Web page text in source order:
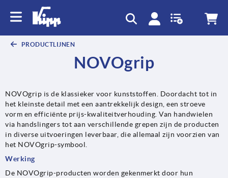
PRODUCTLIJNEN
NOVOgrip
NOVOgrip is de klassieker voor kunststoffen. Doordacht tot in
het kleinste detail met een aantrekkelijk design, een stroeve
vorm en efficiënte prijs-kwaliteitverhouding. Van handwielen
via handslingers tot aan verschillende grepen zijn de producten
in diverse uitvoeringen leverbaar, die allemaal zijn voorzien van
het NOVOgrip-symbool.
Werking
De NOVOgrip-producten worden gekenmerkt door hun